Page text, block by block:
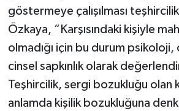
göstermeye çalışılması
Özkaya, “Karşısındaki kişiyle
olmadığı için bu durum psikoloji,
cinsel sapkınlık olarak
Teşhircilik, sergi bozukluğu olan
anlamda kişilik bozukluğuna